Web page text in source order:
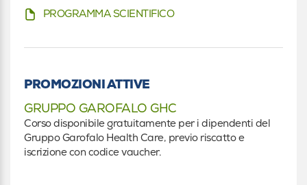
Medicina interna
Infermiere
PROGRAMMA SCIENTIFICO
PROMOZIONI ATTIVE
GRUPPO GAROFALO GHC
Corso disponibile gratuitamente per i dipendenti del
Gruppo Garofalo Health Care, previo riscatto e
iscrizione con codice vaucher.